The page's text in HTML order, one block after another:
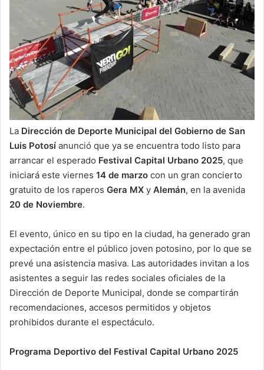
La Dirección de Deporte Municipal del Gobierno de San
Luis Potosí anunció que ya se encuentra todo listo para
arrancar el esperado Festival Capital Urbano 2025, que
iniciará este viernes 14 de marzo con un gran concierto
gratuito de los raperos Gera MX y Alemán, en la avenida
20 de Noviembre.
El evento, único en su tipo en la ciudad, ha generado gran
expectación entre el público joven potosino, por lo que se
prevé una asistencia masiva. Las autoridades invitan a los
asistentes a seguir las redes sociales oficiales de la
Dirección de Deporte Municipal, donde se compartirán
recomendaciones, accesos permitidos y objetos
prohibidos durante el espectáculo.
Programa Deportivo del Festival Capital Urbano 2025